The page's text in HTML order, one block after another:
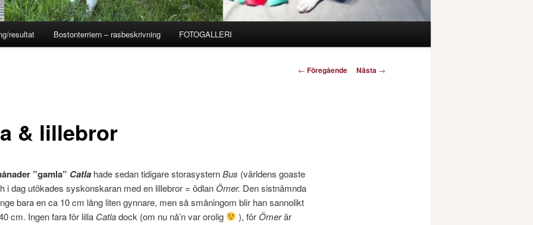
resultat Bostonterriern – rasbeskrivning FOTOGALLERI
Inläggsnavigering
← Föregående Nästa →
& lillebror
”gamla” Catlahade sedan tidigare storasysternBus (världens goaste
i dag utökades syskonskaran med en lillebror = ödlan Ömer. Den sistnämnda
bara en ca 10 cm lång liten gynnare, men så småningom blir han sannolikt
cm. Ingen fara för lilla Catladock (om nu nå’n var orolig ), för Ömerär